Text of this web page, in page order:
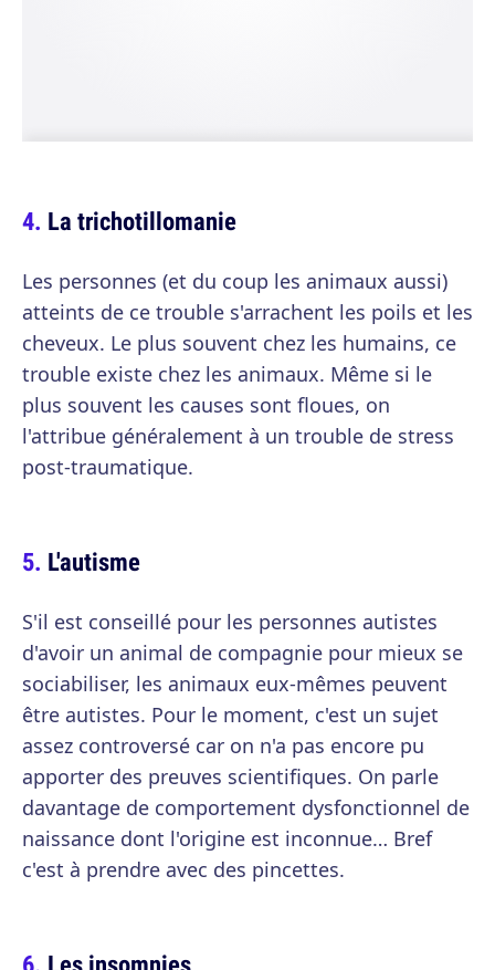
La trichotillomanie
Les personnes (et du coup les animaux aussi)
atteints de ce trouble s'arrachent les poils et les
cheveux. Le plus souvent chez les humains, ce
trouble existe chez les animaux. Même si le
plus souvent les causes sont floues, on
l'attribue généralement à un trouble de stress
post-traumatique.
L'autisme
S'il est conseillé pour les personnes autistes
d'avoir un animal de compagnie pour mieux se
sociabiliser, les animaux eux-mêmes peuvent
être autistes. Pour le moment, c'est un sujet
assez controversé car on n'a pas encore pu
apporter des preuves scientifiques. On parle
davantage de comportement dysfonctionnel de
naissance dont l'origine est inconnue… Bref
c'est à prendre avec des pincettes.